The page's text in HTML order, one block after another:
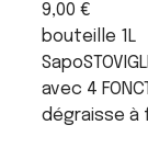
9,00 €
bouteille 1L
avec 4
dégraisse à